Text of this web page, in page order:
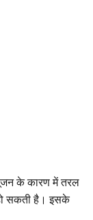
के कारण में तरल
सकती है। इसके